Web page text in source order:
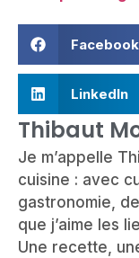
Facebook
LinkedIn
Thibaut
Je m’appelle
cuisine : avec
gastronomie,
que j’aime les
Une recette,